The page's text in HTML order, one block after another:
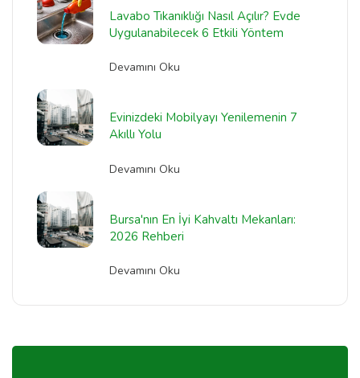
Lavabo Tıkanıklığı Nasıl Açılır? Evde
Uygulanabilecek 6 Etkili Yöntem
Devamını Oku
Evinizdeki Mobilyayı Yenilemenin 7
Akıllı Yolu
Devamını Oku
Bursa'nın En İyi Kahvaltı Mekanları:
2026 Rehberi
Devamını Oku